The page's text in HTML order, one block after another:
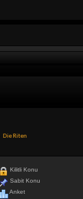
Die Riten
Kilitli Konu
Sabit Konu
Anket